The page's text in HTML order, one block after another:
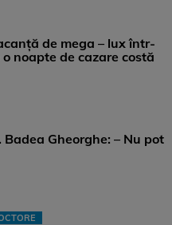
de mega – lux într-
noapte de cazare costă
Badea Gheorghe: – Nu pot